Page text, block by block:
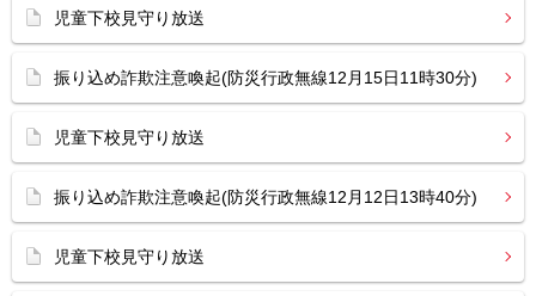
児童下校見守り放送
振り込め詐欺注意喚起(防災行政無線12月15日11時30分)
児童下校見守り放送
振り込め詐欺注意喚起(防災行政無線12月12日13時40分)
児童下校見守り放送